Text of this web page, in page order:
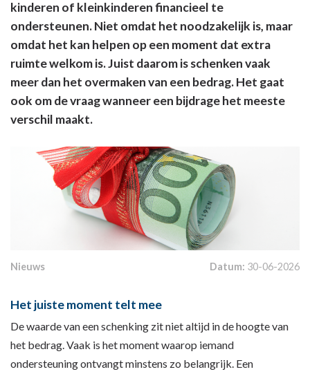
kinderen of kleinkinderen financieel te
ondersteunen. Niet omdat het noodzakelijk is, maar
omdat het kan helpen op een moment dat extra
ruimte welkom is. Juist daarom is schenken vaak
meer dan het overmaken van een bedrag. Het gaat
ook om de vraag wanneer een bijdrage het meeste
verschil maakt.
Nieuws Datum: 30-06-2026
Het juiste moment telt mee
De waarde van een schenking zit niet altijd in de hoogte van
het bedrag. Vaak is het moment waarop iemand
ondersteuning ontvangt minstens zo belangrijk. Een